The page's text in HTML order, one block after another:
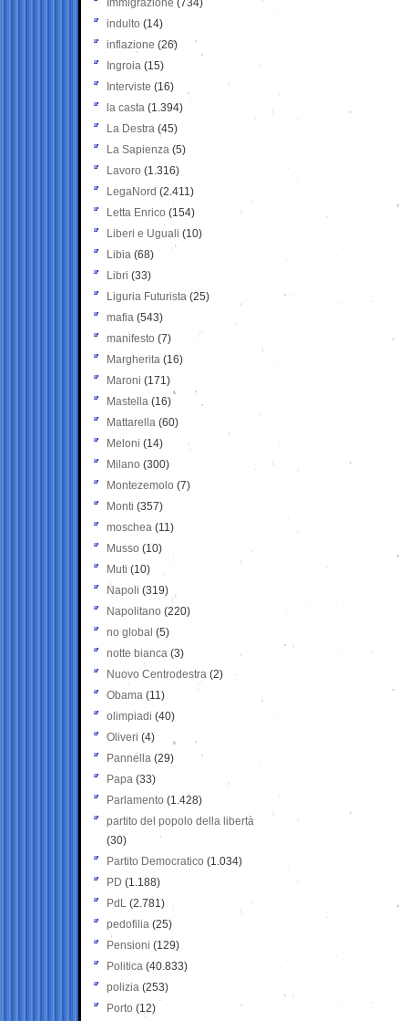
Immigrazione (734)
indulto (14)
inflazione (26)
Ingroia (15)
Interviste (16)
la casta (1.394)
La Destra (45)
La Sapienza (5)
Lavoro (1.316)
LegaNord (2.411)
Letta Enrico (154)
Liberi e Uguali (10)
Libia (68)
Libri (33)
Liguria Futurista (25)
mafia (543)
manifesto (7)
Margherita (16)
Maroni (171)
Mastella (16)
Mattarella (60)
Meloni (14)
Milano (300)
Montezemolo (7)
Monti (357)
moschea (11)
Musso (10)
Muti (10)
Napoli (319)
Napolitano (220)
no global (5)
notte bianca (3)
Nuovo Centrodestra (2)
Obama (11)
olimpiadi (40)
Oliveri (4)
Pannella (29)
Papa (33)
Parlamento (1.428)
partito del popolo della libertà
(30)
Partito Democratico (1.034)
PD (1.188)
PdL (2.781)
pedofilia (25)
Pensioni (129)
Politica (40.833)
polizia (253)
Porto (12)